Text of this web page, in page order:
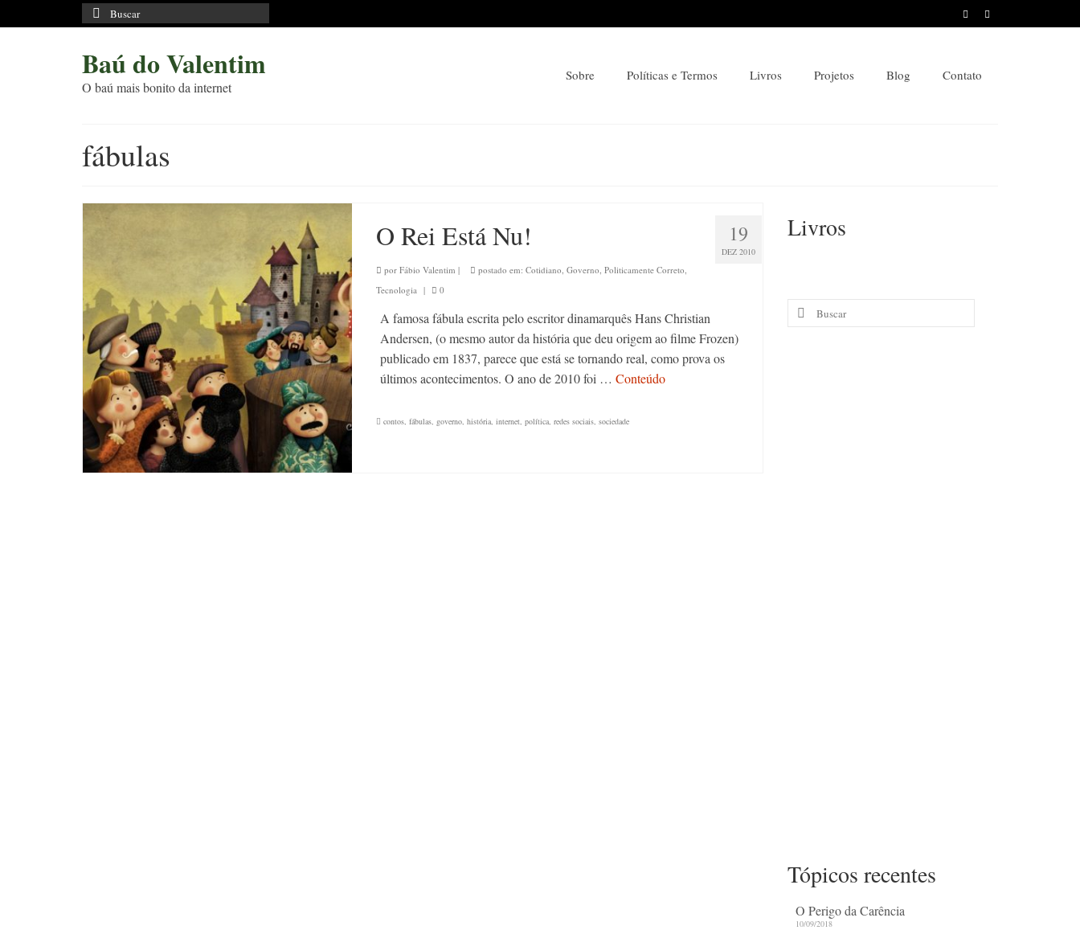
Buscar
por:
Baú do Valentim
O baú mais bonito da internet
Sobre Políticas e Termos Livros Projetos Blog Contato
fábulas
19
DEZ 2010
O Rei Está Nu!
por Fábio Valentim | postado em: Cotidiano, Governo, Politicamente Correto,
Tecnologia | 0
A famosa fábula escrita pelo escritor dinamarquês Hans Christian
Andersen, (o mesmo autor da história que deu origem ao filme Frozen)
publicado em 1837, parece que está se tornando real, como prova os
últimos acontecimentos. O ano de 2010 foi … Conteúdo
contos, fábulas, governo, história, internet, política, redes sociais, sociedade
Livros
Buscar
por:
Tópicos recentes
O Perigo da Carência
10/09/2018